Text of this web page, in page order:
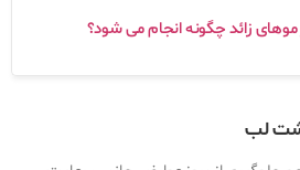
زائد چگونه انجام می شود؟
لب